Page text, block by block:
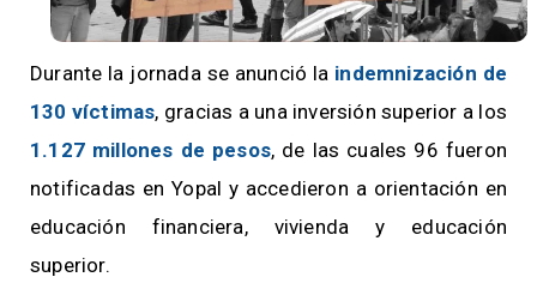
Durante la jornada se anunció la indemnización de
130 víctimas, gracias a una inversión superior a los
1.127 millones de pesos, de las cuales 96 fueron
notificadas en Yopal y accedieron a orientación en
educación financiera, vivienda y educación
superior.